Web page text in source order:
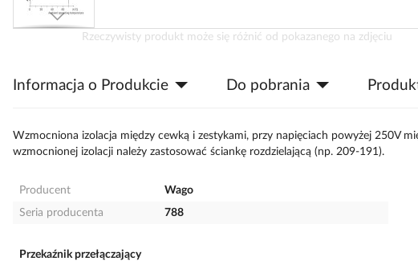
galerii
Rzeczywisty produkt może się różnić od pokazanego na zdjęciu
Informacja o Produkcie Do pobrania
Wzmocniona izolacja między cewką i zestykami, przy napięciach powyżej 250V
wzmocnionej izolacji należy zastosować ściankę rozdzielającą (np. 209-191).
Producent
Wago
Seria producenta
788
Przekaźnik przełączający